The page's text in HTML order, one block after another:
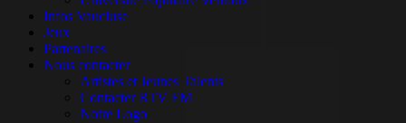
Infos Vaucluse
Jeux
Partenaires
Nous contacter
Artistes et Jeunes Talents
Contacter RTV FM
Notre Logo